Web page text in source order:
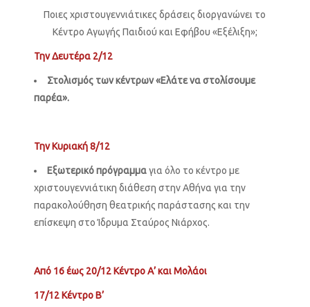
Ποιες χριστουγεννιάτικες δράσεις διοργανώνει το
Κέντρο Αγωγής Παιδιού και Εφήβου «Εξέλιξη»;
Την Δευτέρα 2/12
Στολισμός των κέντρων «Ελάτε να στολίσουμε
παρέα».
Την Κυριακή 8/12
Εξωτερικό πρόγραμμαγια όλο το κέντρο με
χριστουγεννιάτικη διάθεση στην Αθήνα για την
παρακολούθηση θεατρικής παράστασης και την
επίσκεψη στο Ίδρυμα Σταύρος Νιάρχος.
Από 16 έως 20/12 Κέντρο Α’ και Μολάοι
17/12 Κέντρο Β’